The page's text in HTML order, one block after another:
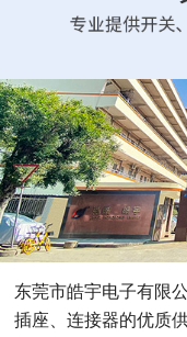
东莞市皓宇电子有限
插座、连接器的优质